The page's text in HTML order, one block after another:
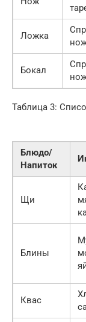
Ложка
Бокал
Таблица 3:
Блюдо/
Напиток
Щи
Блины
Квас